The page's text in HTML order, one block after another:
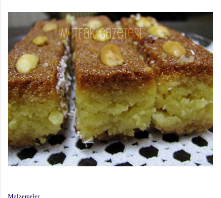
Malzemeler